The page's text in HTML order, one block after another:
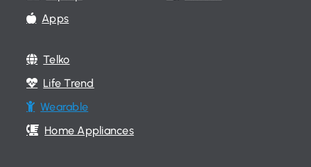
Apps
Telko
Life Trend
Wearable
Home Appliances